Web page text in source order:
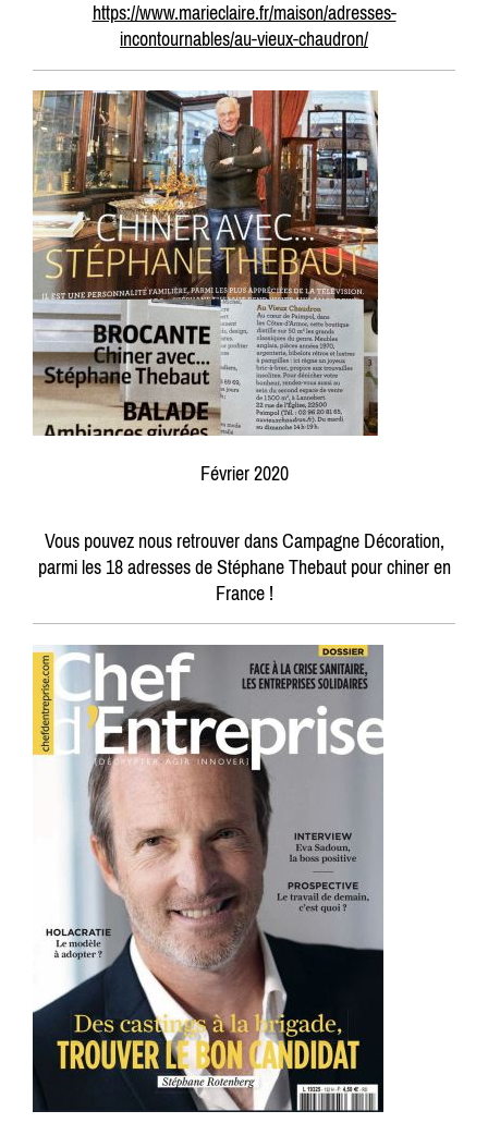
https://www.marieclaire.fr/maison/adresses-
incontournables/au-vieux-chaudron/
Février 2020
Vous pouvez nous retrouver dans Campagne Décoration,
parmi les 18 adresses de Stéphane Thebaut pour chiner en
France !